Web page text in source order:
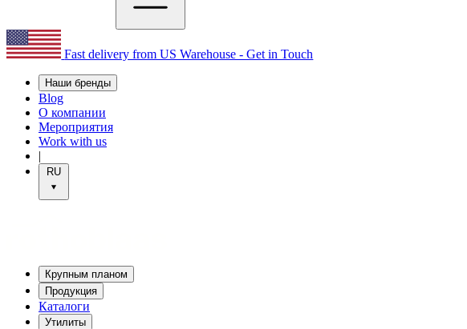
Fast delivery from US Warehouse - Get in Touch
Наши бренды
Blog
О компании
Мероприятия
Work with us
|
RU
Крупным планом
Продукция
Каталоги
Утилиты